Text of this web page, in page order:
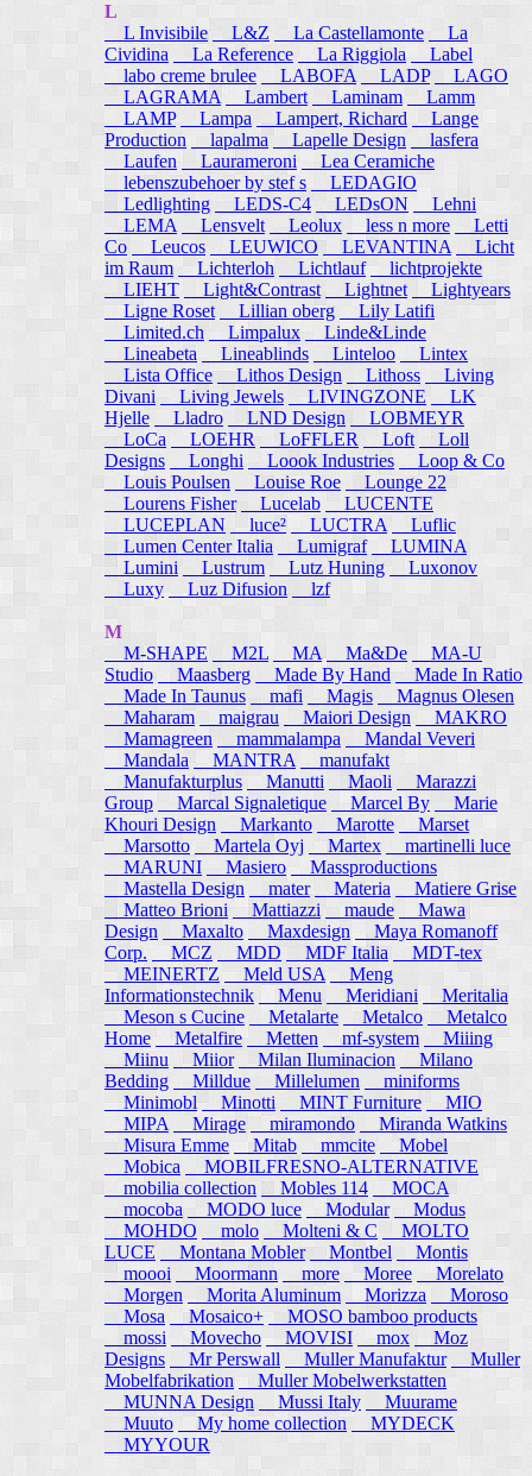
L
L Invisibile
L&Z La Castellamonte
La
Cividina
La Reference La Riggiola
Label
labo creme brulee
LABOFA LADP
LAGO
LAGRAMA
Lambert Laminam
Lamm
LAMP
Lampa Lampert, Richard
Lange
Production
lapalma Lapelle Design
lasfera
Laufen
Laurameroni
Lea Ceramiche
lebenszubehoer by stef s
LEDAGIO
Ledlighting
LEDS-C4 LEDsON
Lehni
LEMA
Lensvelt Leolux less n more
Letti
Co
Leucos LEUWICO LEVANTINA
Licht
im Raum
Lichterloh Lichtlauf lichtprojekte
LIEHT
Light&Contrast Lightnet
Lightyears
Ligne Roset
Lillian oberg
Lily Latifi
Limited.ch
Limpalux
Linde&Linde
Lineabeta
Lineablinds Linteloo
Lintex
Lista Office Lithos Design Lithoss
Living
Divani
Living Jewels LIVINGZONE
LK
Hjelle
Lladro LND Design
LOBMEYR
LoCa
LOEHR LoFFLER Loft
Loll
Designs
Longhi Loook Industries
Loop & Co
Louis Poulsen
Louise Roe
Lounge 22
Lourens Fisher
Lucelab
LUCENTE
LUCEPLAN
luce² LUCTRA
Luflic
Lumen Center Italia
Lumigraf
LUMINA
Lumini
Lustrum Lutz Huning
Luxonov
Luxy
Luz Difusion lzf
M
M-SHAPE
M2L MA Ma&De
MA-U
Studio
Maasberg Made By Hand
Made In Ratio
Made In Taunus
mafi Magis
Magnus Olesen
Maharam
maigrau Maiori Design
MAKRO
Mamagreen
mammalampa
Mandal Veveri
Mandala
MANTRA
manufakt
Manufakturplus
Manutti Maoli
Marazzi
Group
Marcal Signaletique Marcel By
Marie
Khouri Design
Markanto Marotte
Marset
Marsotto
Martela Oyj Martex
martinelli luce
MARUNI
Masiero
Massproductions
Mastella Design
mater Materia
Matiere Grise
Matteo Brioni
Mattiazzi maude
Mawa
Design
Maxalto Maxdesign
Maya Romanoff
Corp.
MCZ MDD MDF Italia
MDT-tex
MEINERTZ
Meld USA
Meng
Informationstechnik
Menu Meridiani
Meritalia
Meson s Cucine
Metalarte Metalco
Metalco
Home Metalfire Metten mf-system
Miiing
Miinu
Miior Milan Iluminacion
Milano
Bedding
Milldue Millelumen
miniforms
Minimobl Minotti MINT Furniture
MIO
MIPA
Mirage miramondo
Miranda Watkins
Misura Emme
Mitab mmcite
Mobel
Mobica
MOBILFRESNO-ALTERNATIVE
mobilia collection
Mobles 114
MOCA
mocoba
MODO luce Modular
Modus
MOHDO
molo Molteni & C
MOLTO
LUCE
Montana Mobler Montbel
Montis
moooi
Moormann more Moree
Morelato
Morgen
Morita Aluminum Morizza
Moroso
Mosa
Mosaico+
MOSO bamboo products
mossi
Movecho MOVISI mox
Moz
Designs
Mr Perswall Muller Manufaktur
Muller
Mobelfabrikation
Muller Mobelwerkstatten
MUNNA Design
Mussi Italy
Muurame
Muuto My home collection
MYDECK
MYYOUR